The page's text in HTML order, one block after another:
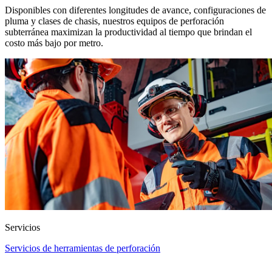
Disponibles con diferentes longitudes de avance, configuraciones de
pluma y clases de chasis, nuestros equipos de perforación
subterránea maximizan la productividad al tiempo que brindan el
costo más bajo por metro.
Servicios
Servicios de herramientas de perforación